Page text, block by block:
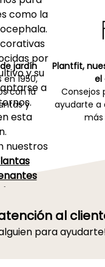
como la
por
y su
a
esta
nuestros
jardín
1950,
con la
y
Plantfit,
el
Consejos
ayudarte a
al
para